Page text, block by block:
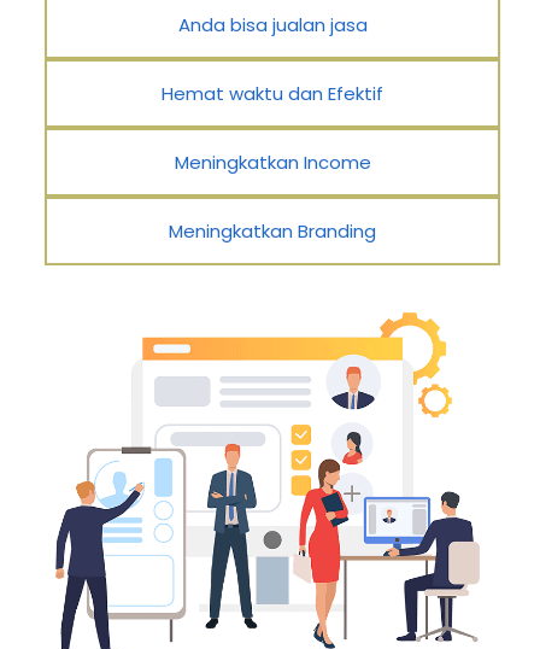
Anda bisa jualan jasa
Hemat waktu dan Efektif
Meningkatkan Income
Meningkatkan Branding